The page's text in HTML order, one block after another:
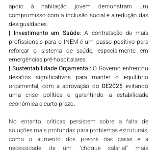
apoio à habitação jovem demonstram um
compromisso com a inclusão social e a redução das
desigualdades.
| Investimento em Saúde: A contratação de mais
profissionais para o INEM é um passo positivo para
reforçar o sistema de saúde, especialmente em
emergências pré-hospitalares.
| Sustentabilidade Orçamental: O Governo enfrentou
desafios significativos para manter o equilíbrio
orçamental, com a aprovação do OE2025 evitando
uma crise política e garantindo a estabilidade
económica a curto prazo.
No entanto, críticas persistem sobre a falta de
soluções mais profundas para problemas estruturais,
como o aumento dos preços das casas e a
necessidade de um "choque salarial" mais